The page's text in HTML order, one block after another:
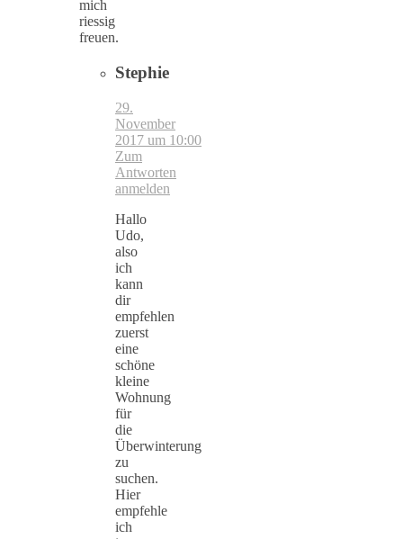
mich
riessig
freuen.
Stephie
29.
November
2017 um 10:00
Zum
Antworten
anmelden
Hallo
Udo,
also
ich
kann
dir
empfehlen
zuerst
eine
schöne
kleine
Wohnung
für
die
Überwinterung
zu
suchen.
Hier
empfehle
ich